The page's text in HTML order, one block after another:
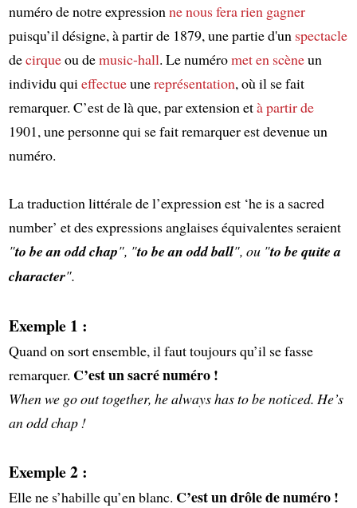
numéro de notre expression ne nous fera rien gagner
puisqu’il désigne, à partir de 1879, une partie d'un spectacle
decirqueou demusic-hall. Le numéromet en scèneun
individu qui effectueunereprésentation, où il se fait
remarquer. C’est de là que, par extension età partir de
1901, une personne qui se fait remarquer est devenue un
numéro.
La traduction littérale de l’expression est ‘he is a sacred
number’ et des expressions anglaises équivalentes seraient
"to be an odd chap", "to be an odd ball", ou "to be quite a
character".
Exemple 1 :
Quand on sort ensemble, il faut toujours qu’il se fasse
remarquer. C’est un sacré numéro !
When we go out together, he always has to be noticed. He’s
an odd chap !
Exemple 2 :
Elle ne s’habille qu’en blanc. C’est un drôle de numéro !